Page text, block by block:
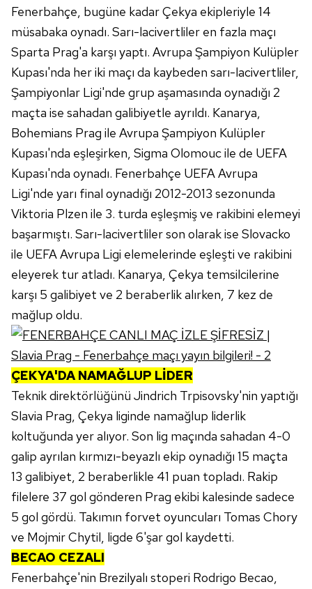
Çerezlere ilişkin tercihlerinizi aşağıda yer alan panel
vasıtasıyla belirleyebilirsiniz. Çerezlere ilişkin detaylı bilgi
için Ayarlar butonuna tıklayabilir,Çerez Bilgilendirme
Metnimiziziyaret edebilirsiniz.
6698 sayılı Kişisel Verilerin Korunması Kanunu uyarınca
ilgili mevzuata uygun olarak kullanılan çerezlerle ilgili bilgi
almak için lütfentıklayınız.
Fenerbahçe, bugüne kadar Çekya ekipleriyle 14
müsabaka oynadı. Sarı-lacivertliler en fazla maçı
Sparta Prag'a karşı yaptı. Avrupa Şampiyon Kulüpler
Kupası'nda her iki maçı da kaybeden sarı-lacivertliler,
Şampiyonlar Ligi'nde grup aşamasında oynadığı 2
maçta ise sahadan galibiyetle ayrıldı. Kanarya,
Bohemians Prag ile Avrupa Şampiyon Kulüpler
Kupası'nda eşleşirken, Sigma Olomouc ile de UEFA
Kupası'nda oynadı. Fenerbahçe UEFA Avrupa
Ligi'nde yarı final oynadığı 2012-2013 sezonunda
Viktoria Plzen ile 3. turda eşleşmiş ve rakibini elemeyi
başarmıştı. Sarı-lacivertliler son olarak ise Slovacko
ile UEFA Avrupa Ligi elemelerinde eşleşti ve rakibini
eleyerek tur atladı. Kanarya, Çekya temsilcilerine
karşı 5 galibiyet ve 2 beraberlik alırken, 7 kez de
mağlup oldu.
ÇEKYA'DA NAMAĞLUP LİDER
Teknik direktörlüğünü Jindrich Trpisovsky'nin yaptığı
Slavia Prag, Çekya liginde namağlup liderlik
koltuğunda yer alıyor. Son lig maçında sahadan 4-0
galip ayrılan kırmızı-beyazlı ekip oynadığı 15 maçta
13 galibiyet, 2 beraberlikle 41 puan topladı. Rakip
filelere 37 gol gönderen Prag ekibi kalesinde sadece
5 gol gördü. Takımın forvet oyuncuları Tomas Chory
ve Mojmir Chytil, ligde 6'şar gol kaydetti.
BECAO CEZALI
Fenerbahçe'nin Brezilyalı stoperi Rodrigo Becao,